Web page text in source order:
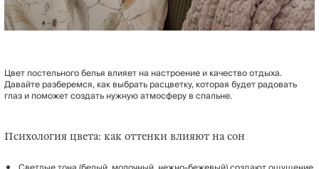
Цвет постельного белья влияет на настроение и качество отдыха.
Давайте разберемся, как выбрать расцветку, которая будет радовать
глаз и поможет создать нужную атмосферу в спальне.
Психология цвета: как оттенки влияют на сон